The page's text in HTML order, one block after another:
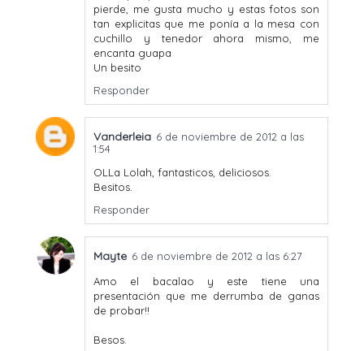
pierde, me gusta mucho y estas fotos son
tan explicitas que me ponía a la mesa con
cuchillo y tenedor ahora mismo, me
encanta guapa
Un besito
Responder
Vanderleia 6 de noviembre de 2012 a las
1:54
OLLa Lolah, fantasticos, deliciosos.
Besitos.
Responder
Mayte 6 de noviembre de 2012 a las 6:27
Amo el bacalao y este tiene una
presentación que me derrumba de ganas
de probar!!
Besos.